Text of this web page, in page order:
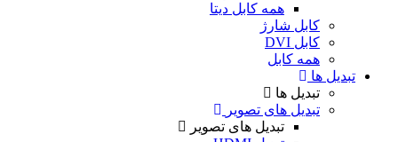
همه کابل دیتا
کابل شارژ
کابل DVI
همه کابل
تبدیل ها
تبدیل ها
تبدیل های تصویر
تبدیل های تصویر